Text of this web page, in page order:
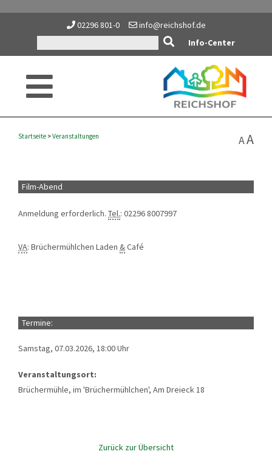
02296 801-0
info@reichshof.de
Info-Center
AA
Startseite >Veranstaltungen
Film-Abend
Anmeldung erforderlich. Tel.: 02296 8007997
VA: Brüchermühlchen Laden &Café
Termine:
Samstag, 07.03.2026, 18:00 Uhr
Veranstaltungsort:
Brüchermühle, im 'Brüchermühlchen', Am Dreieck 18
Zurück zur Übersicht